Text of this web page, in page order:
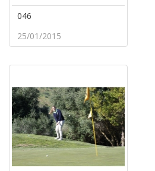
046
25/01/2015